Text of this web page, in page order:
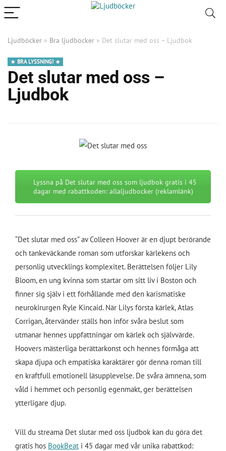
Ljudböcker » Bra ljudböcker » Det slutar med oss – Ljudbok
BRA LYSSNING!
Det slutar med oss –
Ljudbok
Lyssna på Det slutar med oss som ljudbok gratis i 45
dagar med rabattkoden: allaljudbocker (reklamlänk)
“Det slutar med oss” av Colleen Hoover är en djupt berörande
och tankeväckande roman som utforskar kärlekens och
personlig utvecklings komplexitet. Berättelsen följer Lily
Bloom, en ung kvinna som startar om sitt liv i Boston och
finner sig själv i ett förhållande med den karismatiske
neurokirurgen Ryle Kincaid. När Lilys första kärlek, Atlas
Corrigan, återvänder ställs hon inför svåra beslut som
utmanar hennes uppfattningar om kärlek och självvärde.
Hoovers mästerliga berättarkonst och hennes förmåga att
skapa djupa och empatiska karaktärer gör denna roman till
en kraftfull emotionell läsupplevelse. De svåra ämnena, som
våld i hemmet och personlig egenmakt, ger berättelsen
ytterligare djup.
Vill du streama Det slutar med oss ljudbok kan du göra det
gratis hos BookBeat i 45 dagar med vår unika rabattkod: